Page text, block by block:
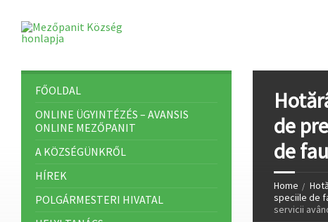
de
de
Home
speciile de
servicii
FŐOLDAL
ONLINE ÜGYINTÉZÉS – AVANSIS
ONLINE MEZŐPANIT
A KÖZSÉGÜNKRŐL
HÍREK
POLGÁRMESTERI HIVATAL